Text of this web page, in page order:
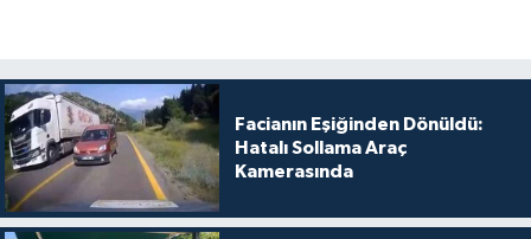
Facianın Eşiğinden Dönüldü:
Hatalı Sollama Araç
Kamerasında